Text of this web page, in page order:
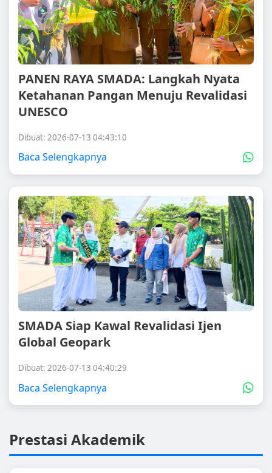
PANEN RAYA SMADA: Langkah Nyata
Ketahanan Pangan Menuju Revalidasi
UNESCO
Dibuat: 2026-07-13 04:43:10
Baca Selengkapnya
SMADA Siap Kawal Revalidasi Ijen
Global Geopark
Dibuat: 2026-07-13 04:40:29
Baca Selengkapnya
Prestasi Akademik